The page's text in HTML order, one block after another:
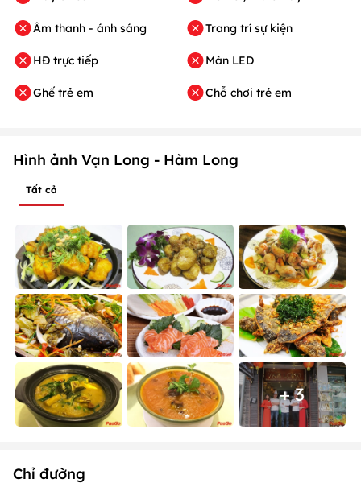
Âm thanh - ánh sáng
HĐ trực tiếp
Ghế trẻ em
Trang trí sự kiện
Màn LED
Chỗ chơi trẻ em
Hình ảnh Vạn Long - Hàm Long
Tất cả
+ 3
Chỉ đường